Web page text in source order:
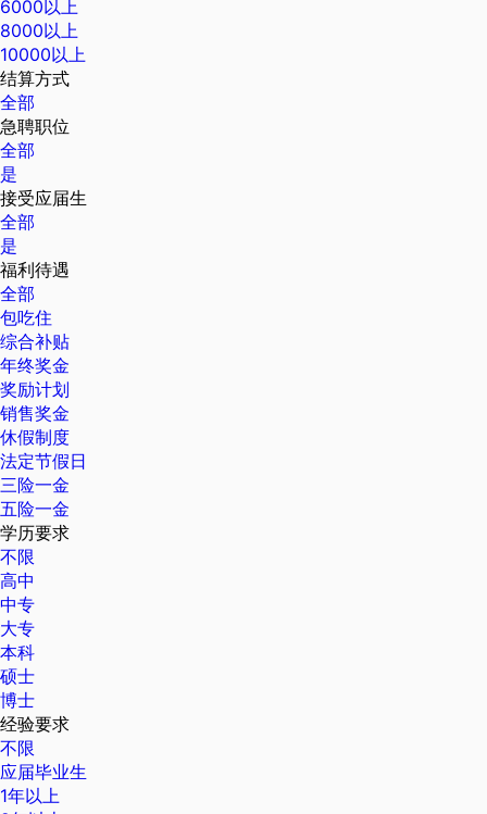
6000以上
8000以上
10000以上
结算方式
全部
急聘职位
全部
是
接受应届生
全部
是
福利待遇
全部
包吃住
综合补贴
年终奖金
奖励计划
销售奖金
休假制度
法定节假日
三险一金
五险一金
学历要求
不限
高中
中专
大专
本科
硕士
博士
经验要求
不限
应届毕业生
1年以上